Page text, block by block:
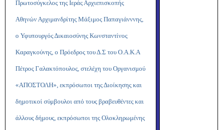
Πρωτοσύγκελος της Ιεράς Αρχιεπισκοπής
Αθηνών Αρχιμανδρίτης Μάξιμος Παπαγιάνννης,
ο Υφυπουργός Δικαιοσύνης Κωνσταντίνος
Καραγκούνης, ο Πρόεδρος του Δ.Σ του Ο.Α.Κ.Α
Πέτρος Γαλακτόπουλος, στελέχη του Οργανισμού
«ΑΠΟΣΤΟΛΗ», εκπρόσωποι της Διοίκησης και
δημοτικοί σύμβουλοι από τους βραβευθέντες και
άλλους δήμους, εκπρόσωποι της Ολοκληρωμένης